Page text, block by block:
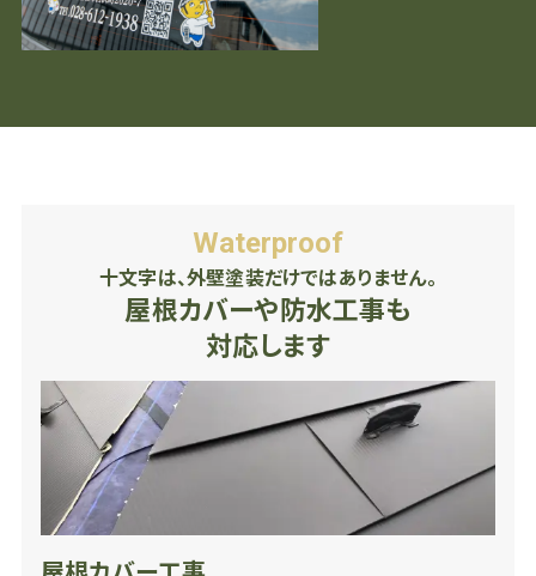
Waterproof
十文字は、外壁塗装だけではありません。
屋根カバーや防水工事も
対応します